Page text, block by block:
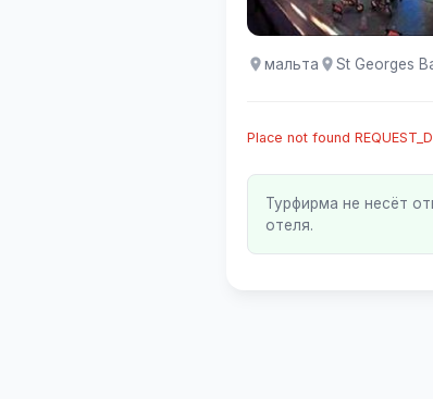
мальта St Georges
Place not found
Турфирма не несёт
отеля.